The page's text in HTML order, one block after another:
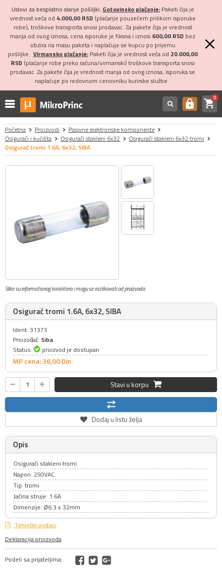
Uslovi za besplatno slanje pošiljki: Gotovinsko plaćanje:Paketi čija je
vrednost veća od 4.000,00 RSD (plaćanje pouzećem prilikom isporuke
robe), troškove transporta snosi prodavac. Za pakete čija je vrednost
manja od ovog iznosa, cena isporuke je fiksna i iznosi 600,00 RSD bez
obzira na masu paketa i naplaćuje se kupcu po prijemu
pošiljke. Virmansko plaćanje:Paketi čija je vrednost veća od 20.000,00
RSD (plaćanje robe preko računa/virmanski) troškove transporta snosi
prodavac. Za pakete čija je vrednost manja od ovog iznosa, isporuka se
naplaćuje po redovnom cenovniku kurirske službe.
https shopping_cart0
Početna Proizvodi
Pasivne elektronske komponente
Osigurači i kućišta
Osigurači stakleni 6x32
Osigurači stakleni 6x32 tromi
Osigurač tromi 1.6A, 6x32, SIBA
Slike su informativnog karaktera i mogu se razlikovati od proizvoda
Osigurač tromi 1.6A, 6x32, SIBA
Ident: 31373
Proizođač: Siba
Status:
proizvod je dostupan
MP cena: 36,00Din
Stavi u korpu
Dodaj u listu želja
Opis
Osigurači stakleni tromi
Napon: 250VAC
Tip: tromi
Jačina struje: 1.6A
Dimenzije: Ø6.3 x 32mm
Tehnički podaci
Deklaracija proizvoda
Podeli sa prijateljima: